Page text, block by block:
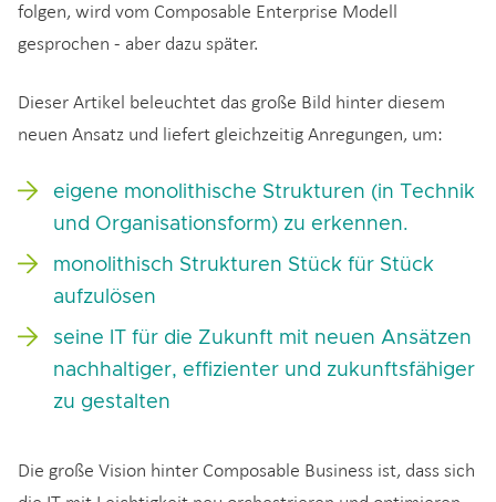
folgen, wird vom Composable Enterprise Modell
gesprochen - aber dazu später.
Dieser Artikel beleuchtet das große Bild hinter diesem
neuen Ansatz und liefert gleichzeitig Anregungen, um:
eigene monolithische Strukturen (in Technik
und Organisationsform) zu erkennen.
monolithisch Strukturen Stück für Stück
aufzulösen
seine IT für die Zukunft mit neuen Ansätzen
nachhaltiger, effizienter und zukunftsfähiger
zu gestalten
Die große Vision hinter Composable Business ist, dass sich